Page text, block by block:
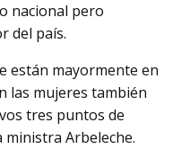
nacional pero
del país.
están mayormente en
las mujeres también
tres puntos de
Arbeleche.